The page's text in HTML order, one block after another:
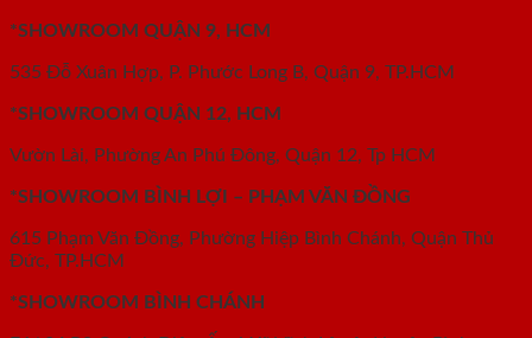
*SHOWROOM QUẬN 9, HCM
535 Đỗ Xuân Hợp, P. Phước Long B, Quận 9, TP.HCM
*SHOWROOM QUẬN 12, HCM
Vườn Lài, Phường An Phú Đông, Quận 12, Tp HCM
*SHOWROOM BÌNH LỢI – PHẠM VĂN ĐỒNG
615 Phạm Văn Đồng, Phường Hiệp Bình Chánh, Quận Thủ
Đức, TP.HCM
*SHOWROOM BÌNH CHÁNH